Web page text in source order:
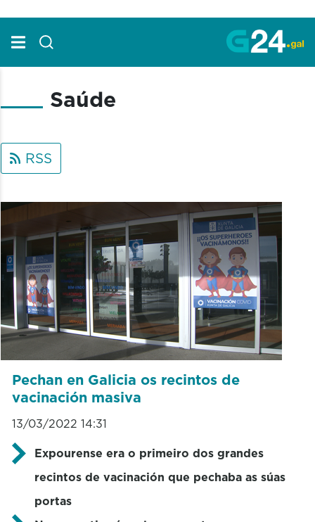
Saúde
RSS
Pechan en Galicia os recintos de
vacinación masiva
13/03/2022 14:31
Expourense era o primeiro dos grandes
recintos de vacinación que pechaba as súas
portas